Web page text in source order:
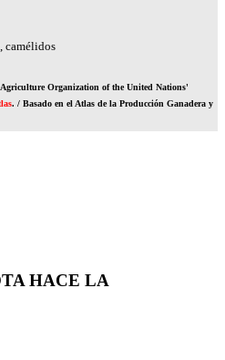
camélidos
Organization of the United Nations'
. / Basado en el Atlas de la Producción Ganadera y
HACE LA